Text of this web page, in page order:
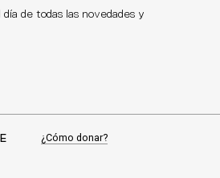
de todas las novedades y
¿Cómo donar?